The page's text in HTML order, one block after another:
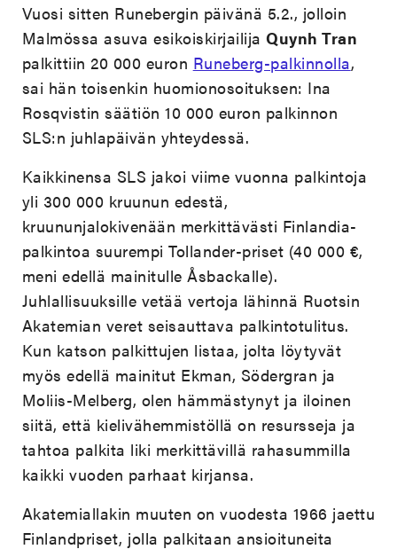
Vuosi sitten Runebergin päivänä 5.2., jolloin
Malmössa asuva esikoiskirjailijaQuynh Tran
palkittiin 20 000 euron Runeberg-palkinnolla,
sai hän toisenkin huomionosoituksen: Ina
Rosqvistin säätiön 10 000 euron palkinnon
SLS:n juhlapäivän yhteydessä.
Kaikkinensa SLS jakoi viime vuonna palkintoja
yli 300 000 kruunun edestä,
kruununjalokivenään merkittävästi Finlandia-
palkintoa suurempi Tollander-priset (40 000 €,
meni edellä mainitulle Åsbackalle).
Juhlallisuuksille vetää vertoja lähinnä Ruotsin
Akatemian veret seisauttava palkintotulitus.
Kun katson palkittujen listaa, jolta löytyvät
myös edellä mainitut Ekman, Södergran ja
Moliis-Melberg, olen hämmästynyt ja iloinen
siitä, että kielivähemmistöllä on resursseja ja
tahtoa palkita liki merkittävillä rahasummilla
kaikki vuoden parhaat kirjansa.
Akatemiallakin muuten on vuodesta 1966 jaettu
Finlandpriset, jolla palkitaan ansioituneita